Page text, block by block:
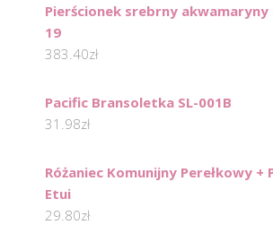
Pierścionek srebrny akwamaryny
19
383.40zł
Pacific Bransoletka SL-001B
31.98zł
Różaniec Komunijny Perełkowy +
Etui
29.80zł